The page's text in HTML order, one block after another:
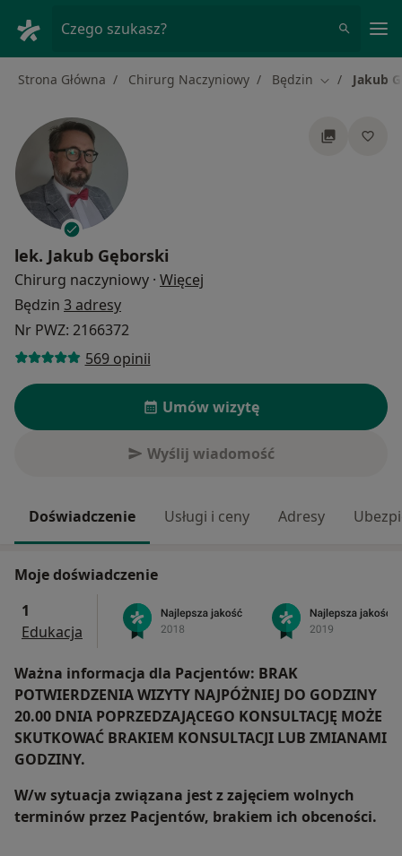
Czego szukasz?
Strona Główna Chirurg Naczyniowy Będzin Zmień miasto
Jakub
lek. Jakub Gęborski
Chirurg naczyniowy · Więcej
Będzin 3 adresy
Nr PWZ: 2166372
569 opinii
Umów wizytę
Wyślij wiadomość
Doświadczenie Usługi i ceny Adresy
Moje doświadczenie
1
Edukacja
Ważna informacja dla Pacjentów: BRAK
POTWIERDZENIA WIZYTY NAJPÓŻNIEJ DO GODZINY
20.00 DNIA POPRZEDZAJĄCEGO KONSULTACJĘ MOŻE
SKUTKOWAĆ BRAKIEM KONSULTACJI LUB ZMIANAMI
GODZINY.
W/w sytuacja związana jest z zajęciem wolnych
terminów przez Pacjentów, brakiem ich obceności.